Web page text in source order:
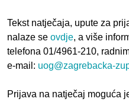
Tekst natječaja, upute za
nalaze se ovdje, a više
telefona 01/4961-210,
e-mail: uog@zagrebacka-
Prijava na natječaj moguća